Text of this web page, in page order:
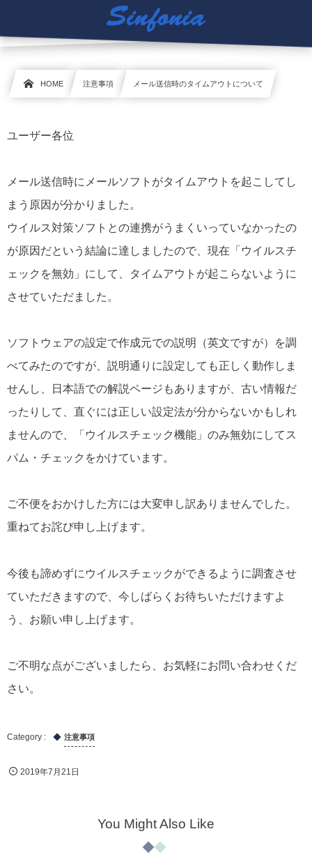
HOME 注意事項 メール送信時のタイムアウトについて
ユーザー各位
メール送信時にメールソフトがタイムアウトを起こしてし
まう原因が分かりました。
ウイルス対策ソフトとの連携がうまくいっていなかったの
が原因だという結論に達しましたので、現在「ウイルスチ
ェックを無効」にして、タイムアウトが起こらないように
させていただました。
ソフトウェアの設定で作成元での説明（英文ですが）を調
べてみたのですが、説明通りに設定しても正しく動作しま
せんし、日本語での解説ページもありますが、古い情報だ
ったりして、直ぐには正しい設定法が分からないかもしれ
ませんので、「ウイルスチェック機能」のみ無効にしてス
パム・チェックをかけています。
ご不便をおかけした方には大変申し訳ありませんでした。
重ねてお詫び申し上げます。
今後も諦めずにウイルスチェックができるように調査させ
ていただきますので、今しばらくお待ちいただけますよ
う、お願い申し上げます。
ご不明な点がございましたら、お気軽にお問い合わせくだ
さい。
注意事項
2019年7月21日
You Might Also Like